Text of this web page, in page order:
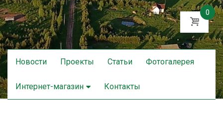
0
Skip
to
Новости Проекты Статьи Фотогалерея
Интернет-магазин Контакты